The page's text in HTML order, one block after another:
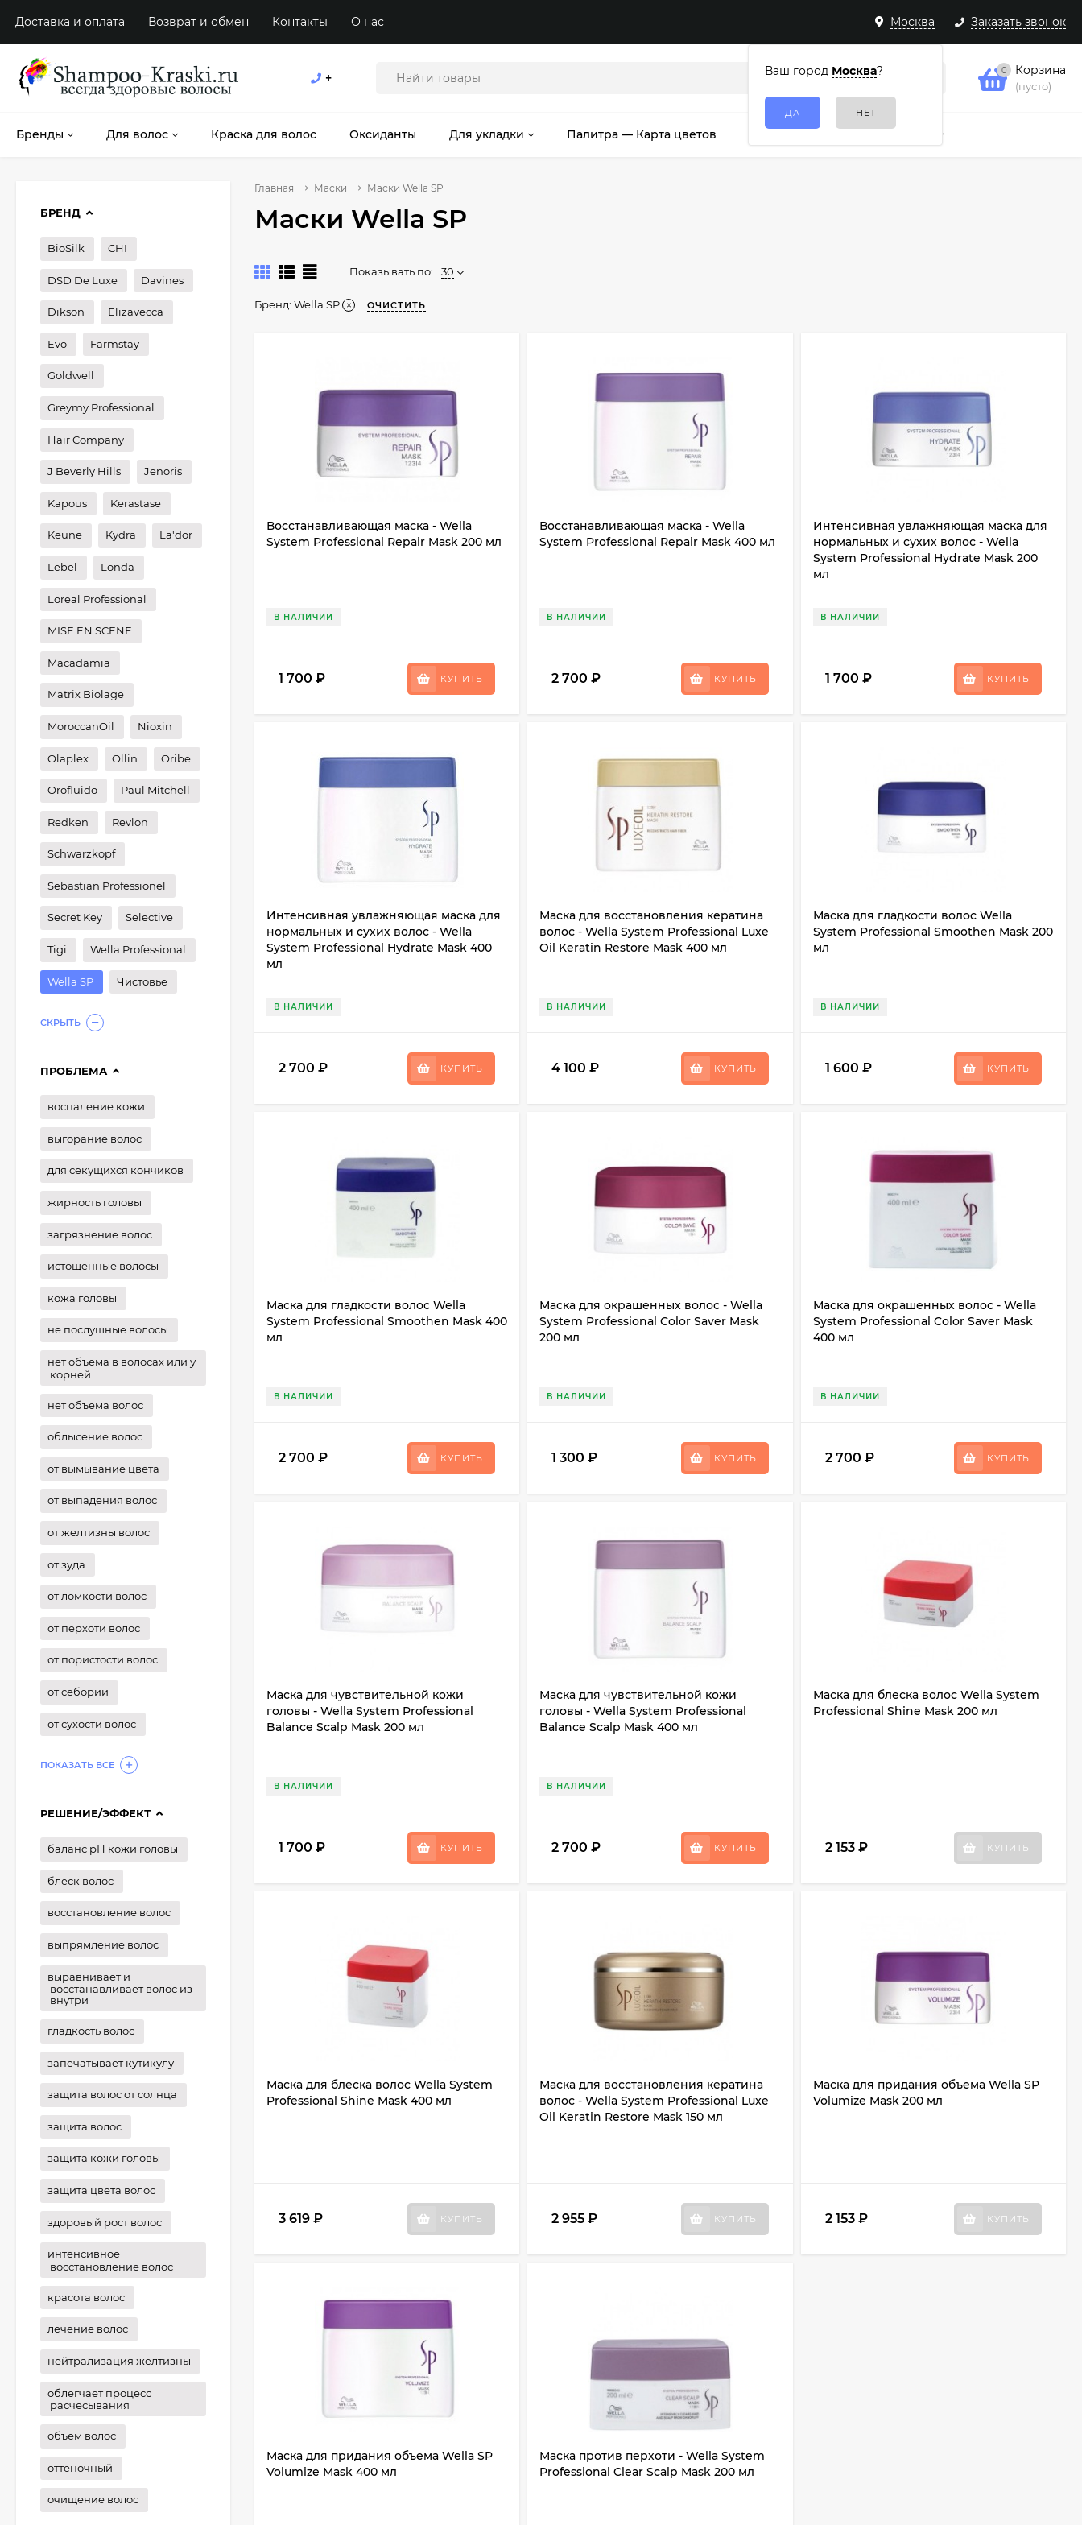
Москва
Ваш город Москва?
Заказать звонок
Доставка и оплата Возврат и обмен Контакты О нас
+
0 Корзина
(пусто)
Бренды Для волос Краска для волос Оксиданты Для укладки Палитра — Карта цветов
Главная Маски Маски Wella SP
Маски Wella SP
Показывать по: 30
Бренд: Wella SP ОЧИСТИТЬ
Восстанавливающая маска - Wella
System Professional Repair Mask 200 мл
В НАЛИЧИИ
1 700 ₽ КУПИТЬ
Восстанавливающая маска - Wella
System Professional Repair Mask 400 мл
В НАЛИЧИИ
2 700₽ КУПИТЬ
Интенсивная увлажняющая маска для
нормальных и сухих волос - Wella
System Professional Hydrate Mask 200
мл
В НАЛИЧИИ
1 700 ₽ КУПИТЬ
Интенсивная увлажняющая маска для
нормальных и сухих волос - Wella
System Professional Hydrate Mask 400
мл
В НАЛИЧИИ
2 700 ₽ КУПИТЬ
Маска для восстановления кератина
волос - Wella System Professional Luxe
Oil Keratin Restore Mask 400 мл
В НАЛИЧИИ
4 100₽ КУПИТЬ
Маска для гладкости волос Wella
System Professional Smoothen Mask 200
мл
В НАЛИЧИИ
1 600 ₽ КУПИТЬ
Маска для гладкости волос Wella
System Professional Smoothen Mask 400
мл
В НАЛИЧИИ
2 700 ₽ КУПИТЬ
Маска для окрашенных волос - Wella
System Professional Color Saver Mask
200 мл
В НАЛИЧИИ
1 300₽ КУПИТЬ
Маска для окрашенных волос - Wella
System Professional Color Saver Mask
400 мл
В НАЛИЧИИ
2 700 ₽ КУПИТЬ
Маска для чувствительной кожи
головы - Wella System Professional
Balance Scalp Mask 200 мл
В НАЛИЧИИ
1 700 ₽ КУПИТЬ
Маска для чувствительной кожи
головы - Wella System Professional
Balance Scalp Mask 400 мл
В НАЛИЧИИ
2 700₽ КУПИТЬ
Маска для блеска волос Wella System
Professional Shine Mask 200 мл
2 153 ₽ КУПИТЬ
Маска для блеска волос Wella System
Professional Shine Mask 400 мл
3 619 ₽ КУПИТЬ
Маска для восстановления кератина
волос - Wella System Professional Luxe
Oil Keratin Restore Mask 150 мл
2 955₽ КУПИТЬ
Маска для придания объема Wella SP
Volumize Mask 200 мл
2 153 ₽ КУПИТЬ
Маска для придания объема Wella SP
Volumize Mask 400 мл
Маска против перхоти - Wella System
Professional Clear Scalp Mask 200 мл
БРЕНД
BioSilk CHI
DSD De Luxe Davines
Dikson Elizavecca
Evo Farmstay
Goldwell
Greymy Professional
Hair Company
J Beverly Hills Jenoris
Kapous Kerastase
Keune Kydra La'dor
Lebel Londa
Loreal Professional
MISE EN SCENE
Macadamia
Matrix Biolage
MoroccanOil Nioxin
Olaplex Ollin Oribe
Orofluido Paul Mitchell
Redken Revlon
Schwarzkopf
Sebastian Professionel
Secret Key Selective
Tigi Wella Professional
Wella SP Чистовье
СКРЫТЬ
ПРОБЛЕМА
воспаление кожи
выгорание волос
для секущихся кончиков
жирность головы
загрязнение волос
истощённые волосы
кожа головы
не послушные волосы
нет объема в волосах или у
корней
нет объема волос
облысение волос
от вымывание цвета
от выпадения волос
от желтизны волос
от зуда
от ломкости волос
от перхоти волос
от пористости волос
от себории
от сухости волос
ПОКАЗАТЬ ВСЕ
РЕШЕНИЕ/ЭФФЕКТ
баланс рН кожи головы
блеск волос
восстановление волос
выпрямление волос
выравнивает и
восстанавливает волос из
внутри
гладкость волос
запечатывает кутикулу
защита волос от солнца
защита волос
защита кожи головы
защита цвета волос
здоровый рост волос
интенсивное
восстановление волос
красота волос
лечение волос
нейтрализация желтизны
облегчает процесс
расчесывания
объем волос
оттеночный
очищение волос